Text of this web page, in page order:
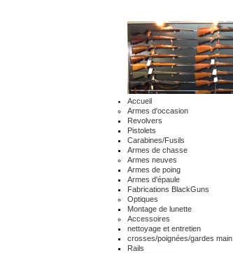
Accueil
Armes d'occasion
Revolvers
Pistolets
Carabines/Fusils
Armes de chasse
Armes neuves
Armes de poing
Armes d'épaule
Fabrications BlackGuns
Optiques
Montage de lunette
Accessoires
nettoyage et entretien
crosses/poignées/gardes main
Rails